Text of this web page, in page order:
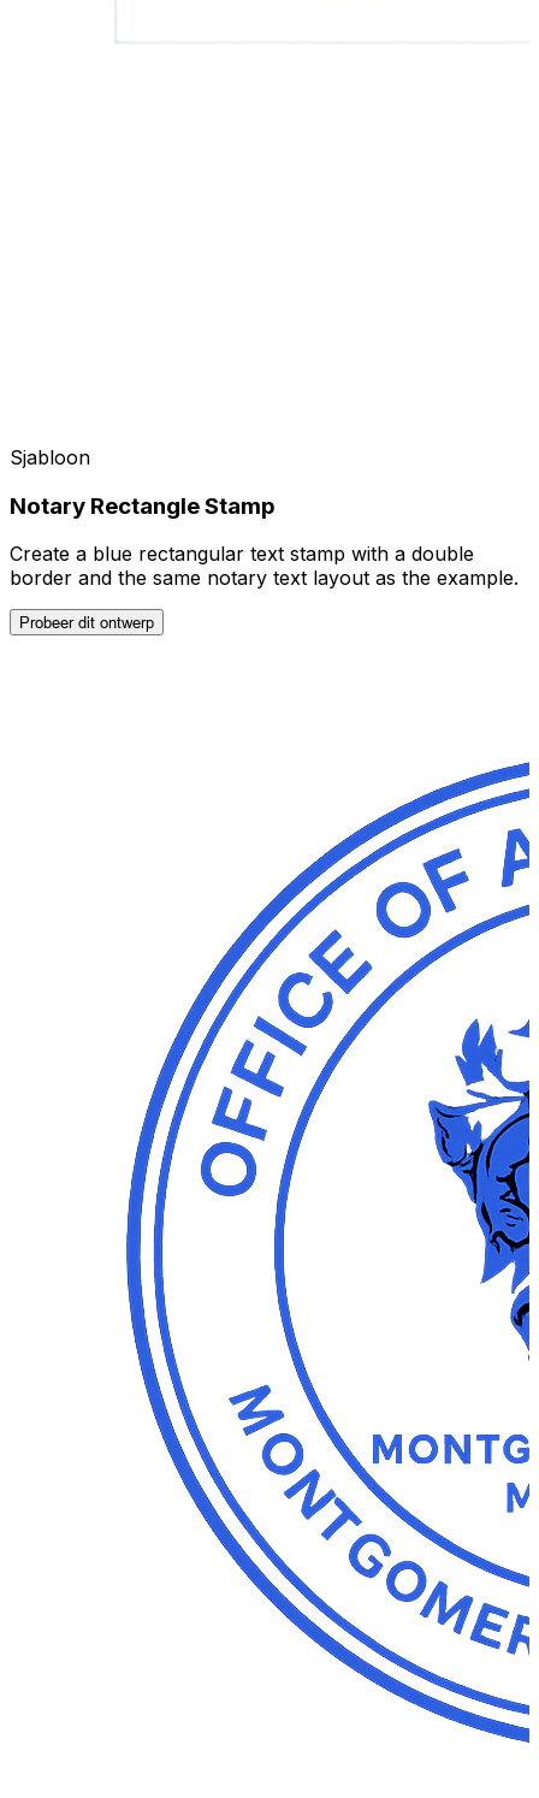
Sjabloon
Notary Rectangle Stamp
Create a blue rectangular text stamp with a double
border and the same notary text layout as the example.
Probeer dit ontwerp